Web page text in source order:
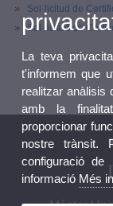
Sol·licitud de
Sol·licitud de
La teva
t'informem que
realitzar anàlisis
amb la
proporcionar
nostre trànsit.
configuració
informació Més